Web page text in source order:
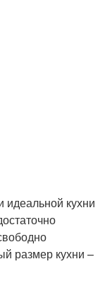
идеальной кухни
размер кухни –